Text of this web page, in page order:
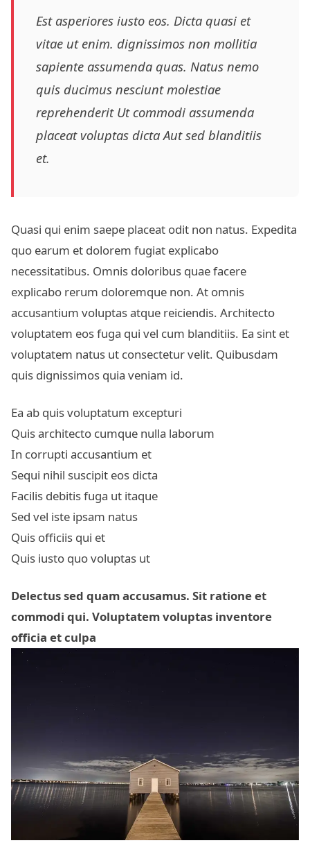
Est asperiores iusto eos. Dicta quasi et
vitae ut enim. dignissimos non mollitia
sapiente assumenda quas. Natus nemo
quis ducimus nesciunt molestiae
reprehenderit Ut commodi assumenda
placeat voluptas dicta Autsed blanditiis
et.
Quasi qui enim saepe placeat odit non natus. Expedita
quo earum et dolorem fugiat explicabo
necessitatibus. Omnis doloribus quae facere
explicabo rerum doloremque non. At omnis
accusantium voluptas atque reiciendis. Architecto
voluptatem eos fuga qui vel cum blanditiis. Ea sint et
voluptatem natus ut consectetur velit. Quibusdam
quis dignissimos quia veniam id.
Ea ab quis voluptatum excepturi
Quis architecto cumque nulla laborum
In corrupti accusantium et
Sequi nihil suscipit eos dicta
Facilis debitis fuga ut itaque
Sed vel iste ipsam natus
Quis officiis qui et
Quis iusto quo voluptas ut
Delectus sed quam accusamus. Sit ratione et
commodi qui. Voluptatem voluptas inventore
officia et culpa